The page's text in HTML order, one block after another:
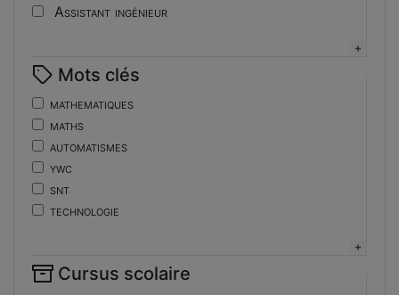
Assistant ingénieur
Boulangerie
Braille
Bureautique
Céramique industrielle
Chinois
Cinéma et photographie
Coiffure
Construction et réparation en carrosserie
Mots clés
mathematiques
maths
automatismes
ywc
snt
technologie
fonctions-lp
Cursus scolaire